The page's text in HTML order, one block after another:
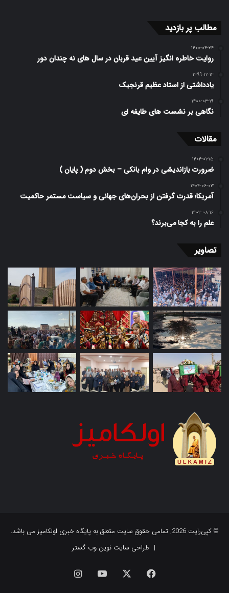
مطالب پر بازدید
۱۴۰۰-۰۴-۲۴
روایت خاطره انگیز آیین عید قربان در سال های نه چندان دور
۱۳۹۹-۱۲-۱۴
یادداشتی از استاد عظیم قرنجیک
۱۴۰۰-۰۳-۱۹
نگاهی بر نشست های طایفه ای
مقالات
۱۴۰۴-۰۱-۱۵
ضرورت بازاندیشی در وام بانکی – بخش دوم ( پایان )
۱۴۰۴-۰۶-۰۳
آمریکا؛ قدرت گرفتن از بحران‌های جهانی و سیاست مستمر حاکمیت
۱۴۰۲-۰۸-۱۶
علم را به کجا می‌برند؟
تصاویر
© کپی‌رایت 2026, تمامی حقوق سایت متعلق به پایگاه خبری اولکامیز می باشد.
| طراحی سایت نوین وب گستر
فیس
یوتیوب